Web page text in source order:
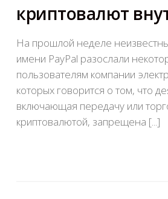
криптовалют
На прошлой неделе
имени PayPal разослали
пользователям компании
которых говорится о том, что
включающая передачу или
криптовалютой, запрещена [...]